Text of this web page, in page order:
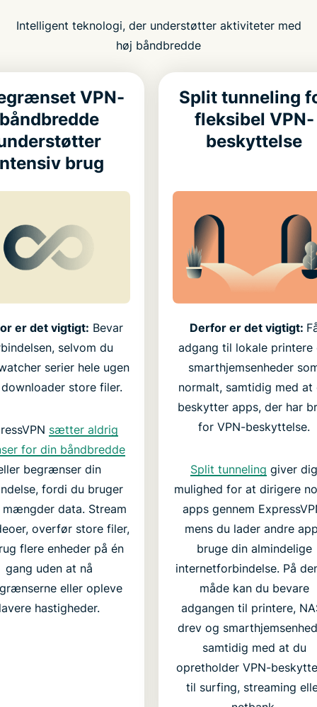
Intelligent teknologi, der understøtter aktiviteter med
høj båndbredde
VPN-
brug
er det vigtigt: Bevar
selvom du
serier hele ugen
store filer.
sætter aldrig
for din båndbredde
begrænser din
fordi du bruger
data. Stream
overfør store filer,
flere enheder på én
gang uden at nå
eller opleve
hastigheder.
Split tunneling
fleksibel VPN-
beskyttelse
Derfor er det vigtigt:
adgang til lokale printere
smarthjemsenheder
normalt, samtidig med at
beskytter apps, der har
for VPN-beskyttelse.
Split tunneling giver dig
mulighed for at dirigere
apps gennem
mens du lader andre
bruge din almindelige
internetforbindelse. På
måde kan du bevare
adgangen til printere,
drev og
samtidig med at du
opretholder VPN-
til surfing, streaming